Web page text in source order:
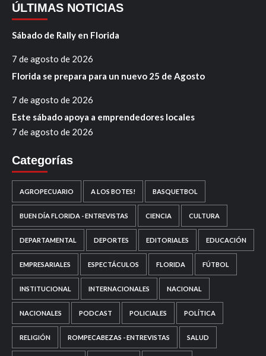
ÚLTIMAS NOTICIAS
Sábado de Rally en Florida
7 de agosto de 2026
Florida se prepara para un nuevo 25 de Agosto
7 de agosto de 2026
Este sábado apoya a emprendedores locales
7 de agosto de 2026
Categorías
AGROPECUARIO A LOS BOTES! BASQUETBOL
BUEN DÍA FLORIDA - ENTREVISTAS CIENCIA CULTURA
DEPARTAMENTAL DEPORTES EDITORIALES EDUCACIÓN
EMPRESARIALES ESPECTÁCULOS FLORIDA FÚTBOL
INSTITUCIONAL INTERNACIONALES NACIONAL
NACIONALES PODCAST POLICIALES POLÍTICA
RELIGIÓN ROMPECABEZAS - ENTREVISTAS SALUD